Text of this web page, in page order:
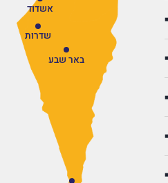
באר שבע
אשדוד
שדרות